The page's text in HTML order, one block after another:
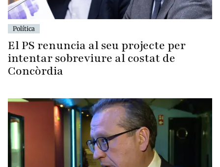
Política
El PS renuncia al seu projecte per
intentar sobreviure al costat de
Concòrdia